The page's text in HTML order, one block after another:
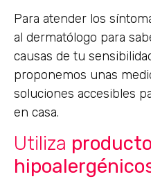
Para atender los
al dermatólogo para
causas de tu
proponemos unas
soluciones accesibles
en casa.
Utiliza